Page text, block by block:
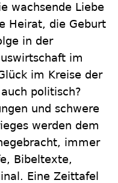
wachsende Liebe
Heirat, die Geburt
in der
im
im Kreise der
politisch?
und schwere
werden dem
immer
Bibeltexte,
Eine Zeittafel